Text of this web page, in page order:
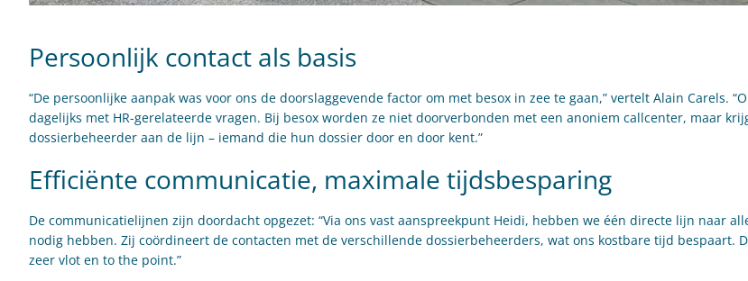
Persoonlijk contact als basis
“De persoonlijke aanpak was voor ons de doorslaggevende factor om met besox in zee te gaan,” vertelt Alain Carels.
dagelijks met HR-gerelateerde vragen. Bij besox worden ze niet doorverbonden met een anoniem callcenter, maar
dossierbeheerder aan de lijn – iemand die hun dossier door en door kent.”
Efficiënte communicatie, maximale tijdsbesparing
De communicatielijnen zijn doordacht opgezet: “Via ons vast aanspreekpunt Heidi, hebben we één directe lijn naar
nodig hebben. Zij coördineert de contacten met de verschillende dossierbeheerders, wat ons kostbare tijd bespaart.
zeer vlot en to the point.”